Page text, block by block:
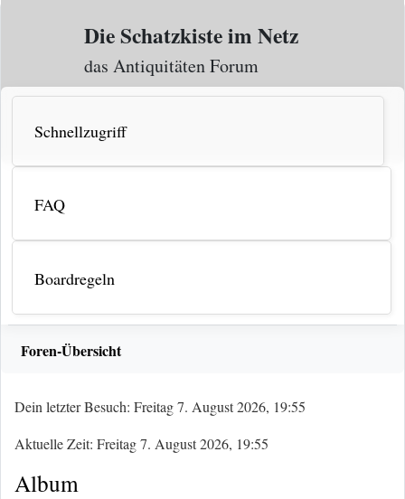
Zum Inhalt
Die Schatzkiste im Netz
das Antiquitäten Forum
Schnellzugriff
FAQ
Boardregeln
Foren-Übersicht
Dein letzter Besuch: Freitag 7. August 2026, 19:55
Aktuelle Zeit: Freitag 7. August 2026, 19:55
Album